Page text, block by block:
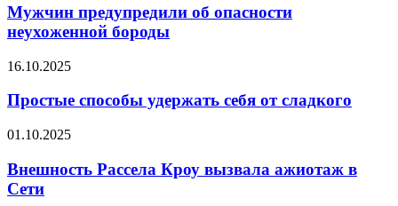
об
опасности
неухоженной
Мужчин предупредили об опасности
неухоженной бороды
Простые
удержать
себя
от
16.10.2025
Простые способы удержать себя от сладкого
Внешность
Кроу
вызвала
ажиотаж
01.10.2025
Внешность Рассела Кроу вызвала ажиотаж в
Сети